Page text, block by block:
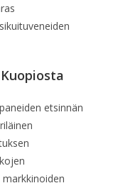
etsinnän